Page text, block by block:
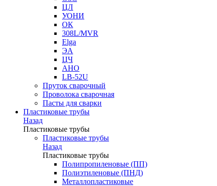
ЦЛ
УОНИ
ОК
308L/MVR
Elga
ЭА
ЦЧ
АНО
LB-52U
Пруток сварочный
Проволока сварочная
Пасты для сварки
Пластиковые трубы
Назад
Пластиковые трубы
Пластиковые трубы
Назад
Пластиковые трубы
Полипропиленовые (ПП)
Полиэтиленовые (ПНД)
Металлопластиковые